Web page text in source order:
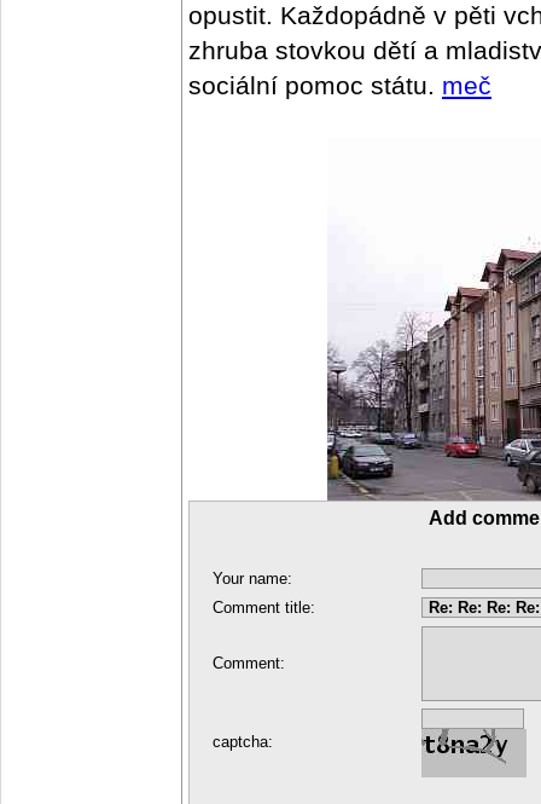
opustit. Každopádně v pěti
zhruba stovkou dětí a
sociální pomoc státu. meč
Add
Your name:
Comment title:
Comment:
captcha: